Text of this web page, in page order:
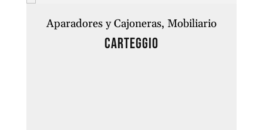
Aparadores y Cajoneras Mobiliario
CARTEGGIO